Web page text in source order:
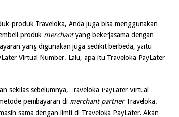
produk Traveloka, Anda juga bisa menggunakan
produk merchantyang bekerjasama dengan
yang digunakan juga sedikit berbeda, yaitu
Virtual Number. Lalu, apa itu Traveloka PayLater
sekilas sebelumnya, Traveloka PayLater Virtual
pembayaran di merchant partnerTraveloka.
sama dengan limit di Traveloka PayLater. Akan